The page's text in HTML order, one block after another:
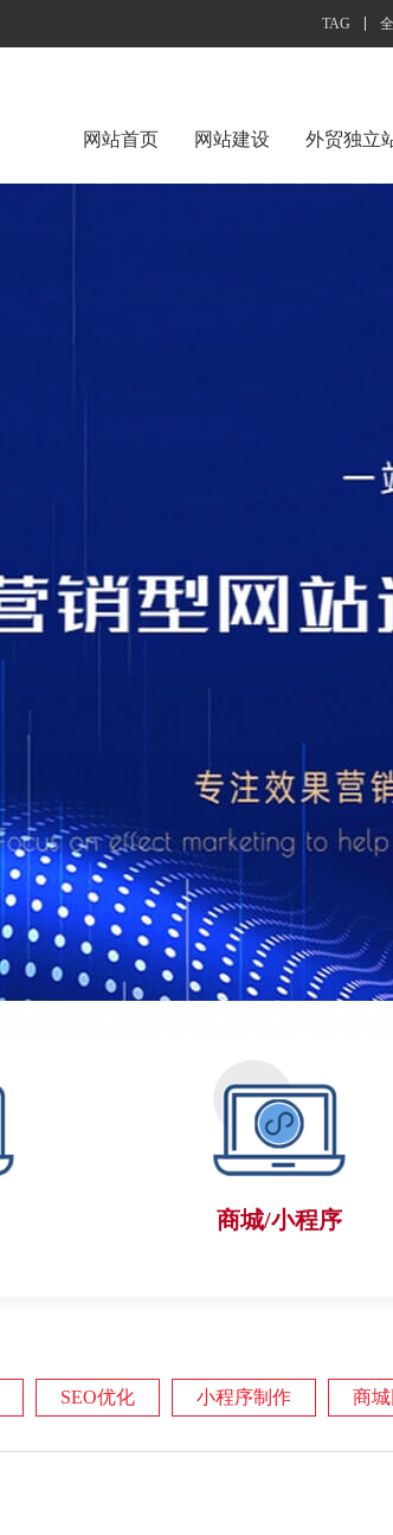
TAG
网站首页 网站建设 外贸独立
商城/小程序
SEO优化 小程序制作 商